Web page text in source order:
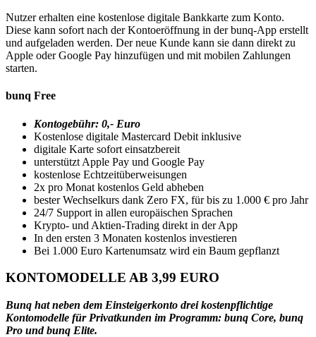
Nutzer erhalten eine kostenlose digitale Bankkarte zum Konto.
Diese kann sofort nach der Kontoeröffnung in der bunq-App erstellt
und aufgeladen werden. Der neue Kunde kann sie dann direkt zu
Apple oder Google Pay hinzufügen und mit mobilen Zahlungen
starten.
bunq Free
Kontogebühr: 0,- Euro
Kostenlose digitale Mastercard Debit inklusive
digitale Karte sofort einsatzbereit
unterstützt Apple Pay und Google Pay
kostenlose Echtzeitüberweisungen
2x pro Monat kostenlos Geld abheben
bester Wechselkurs dank Zero FX, für bis zu 1.000 € pro Jahr
24/7 Support in allen europäischen Sprachen
Krypto- und Aktien-Trading direkt in der App
In den ersten 3 Monaten kostenlos investieren
Bei 1.000 Euro Kartenumsatz wird ein Baum gepflanzt
KONTOMODELLE AB 3,99 EURO
Bunq hat neben dem Einsteigerkonto drei kostenpflichtige
Kontomodelle für Privatkunden im Programm: bunq Core, bunq
Pro und bunq Elite.